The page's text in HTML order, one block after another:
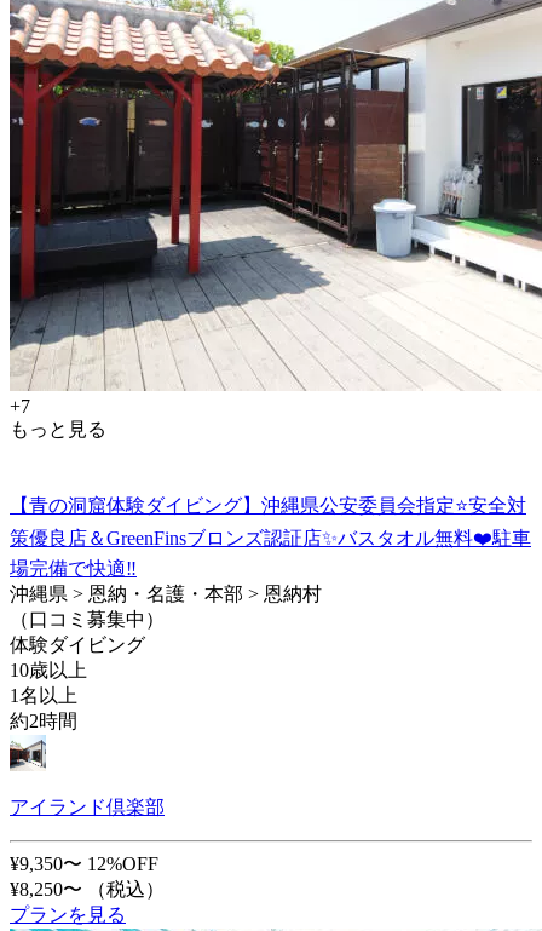
+7
もっと見る
【青の洞窟体験ダイビング】沖縄県公安委員会指定⭐️安全対
策優良店＆GreenFinsブロンズ認証店✨バスタオル無料❤️駐車
場完備で快適‼️
沖縄県 > 恩納・名護・本部 > 恩納村
（口コミ募集中）
体験ダイビング
10歳以上
1名以上
約2時間
アイランド倶楽部
¥9,350〜 12%OFF
¥8,250〜
（税込）
プランを見る